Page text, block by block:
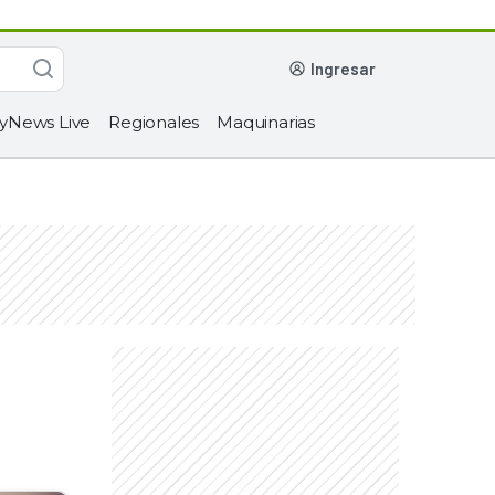
ingresar
Live Regionales Maquinarias